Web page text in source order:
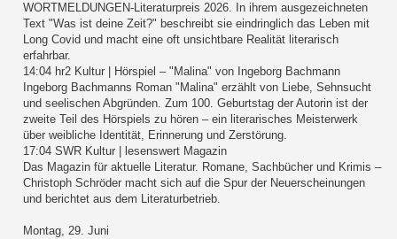
WORTMELDUNGEN-Literaturpreis 2026. In ihrem ausgezeichneten
Text "Was ist deine Zeit?" beschreibt sie eindringlich das Leben mit
Long Covid und macht eine oft unsichtbare Realität literarisch
erfahrbar.
14:04 hr2 Kultur | Hörspiel – "Malina" von Ingeborg Bachmann
Ingeborg Bachmanns Roman "Malina" erzählt von Liebe, Sehnsucht
und seelischen Abgründen. Zum 100. Geburtstag der Autorin ist der
zweite Teil des Hörspiels zu hören – ein literarisches Meisterwerk
über weibliche Identität, Erinnerung und Zerstörung.
17:04 SWR Kultur | lesenswert Magazin
Das Magazin für aktuelle Literatur. Romane, Sachbücher und Krimis –
Christoph Schröder macht sich auf die Spur der Neuerscheinungen
und berichtet aus dem Literaturbetrieb.
Montag, 29. Juni